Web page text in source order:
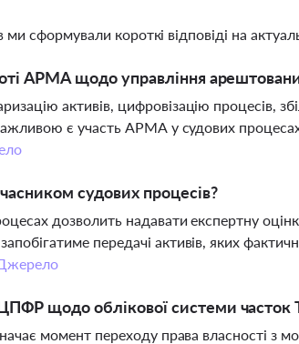
ми сформували короткі відповіді на
АРМА щодо управління
активів, цифровізацію процесів,
є участь АРМА у судових
судових процесів?
дозволить надавати експертну
передачі активів, яких
щодо облікової системи
момент переходу права власності з